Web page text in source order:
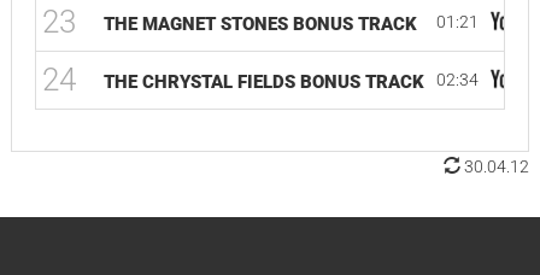
23 THE MAGNET STONES BONUS TRACK 01:21
24 THE CHRYSTAL FIELDS BONUS TRACK 02:34
30.04.12